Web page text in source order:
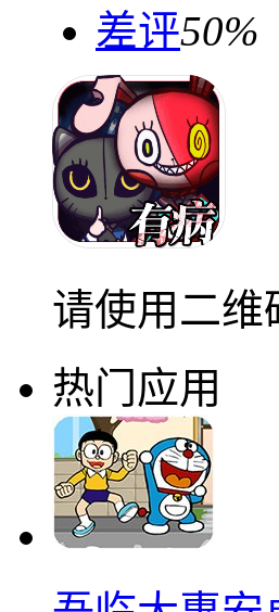
差评50%
请使用二维
热门应用